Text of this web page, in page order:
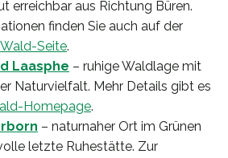
erreichbar aus Richtung Büren.
finden Sie auch auf der
Seite.
Laasphe – ruhige Waldlage mit
Naturvielfalt. Mehr Details gibt es
Homepage.
– naturnaher Ort im Grünen
letzte Ruhestätte. Zur